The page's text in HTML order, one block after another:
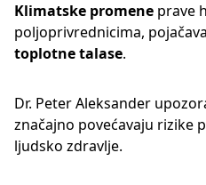
Klimatske promene prave
poljoprivrednicima,
toplotne talase.
Dr. Peter Aleksander
značajno povećavaju rizike
ljudsko zdravlje.